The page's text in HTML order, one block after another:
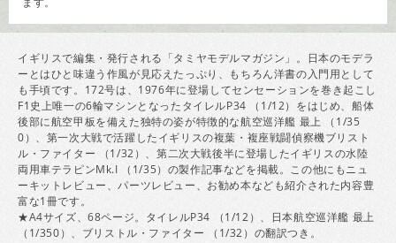
イギリスで編集・発行される「タミヤモデルマガジン」。日本のモデラ
ーとはひと味違う作風が見応えたっぷり、もちろん洋書の入門用として
も手頃です。172号は、1976年に登場してセンセーションを巻き起こし
F1史上唯一の6輪マシンとなったタイレルP34 （1/12）をはじめ、船体
後部に航空甲板を備えた独特の姿が特徴的な航空巡洋艦 最上 （1/35
0）、第一次大戦で活躍したイギリスの複葉・複座戦闘偵察機ブリスト
ル・ファイター （1/32）、第二次大戦後半に登場したイギリスの水陸
両用車テラピンMk.I （1/35）の製作記事などを掲載。この他にもニュ
ーキットレビュー、パーツレビュー、お勧め本なども紹介された内容豊
富な1冊です。
★A4サイズ、68ページ。タイレルP34 （1/12）、日本航空巡洋艦 最上
（1/350）、ブリストル・ファイター （1/32）の翻訳つき。